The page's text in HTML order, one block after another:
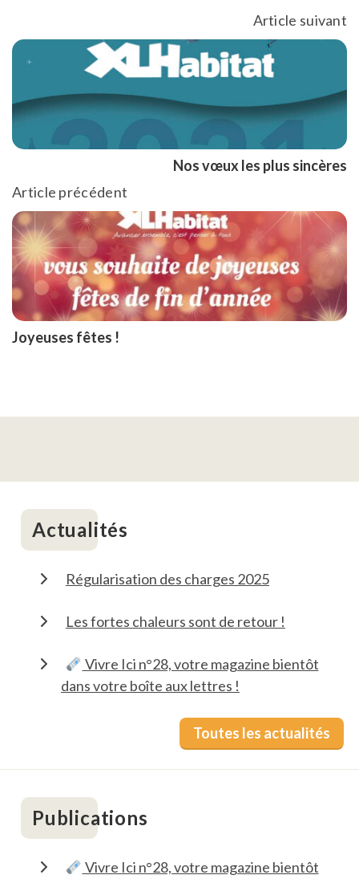
Article précédent
Joyeuses fêtes !
Article suivant
Nos vœux les plus sincères
Actualités
Régularisation des charges 2025
Les fortes chaleurs sont de retour !
Vivre Ici n°28, votre magazine bientôt
dans votre boîte aux lettres !
Toutes les actualités
Publications
Vivre Ici n°28, votre magazine bientôt